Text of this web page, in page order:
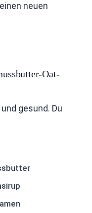
neuen
Oat-
gesund. Du